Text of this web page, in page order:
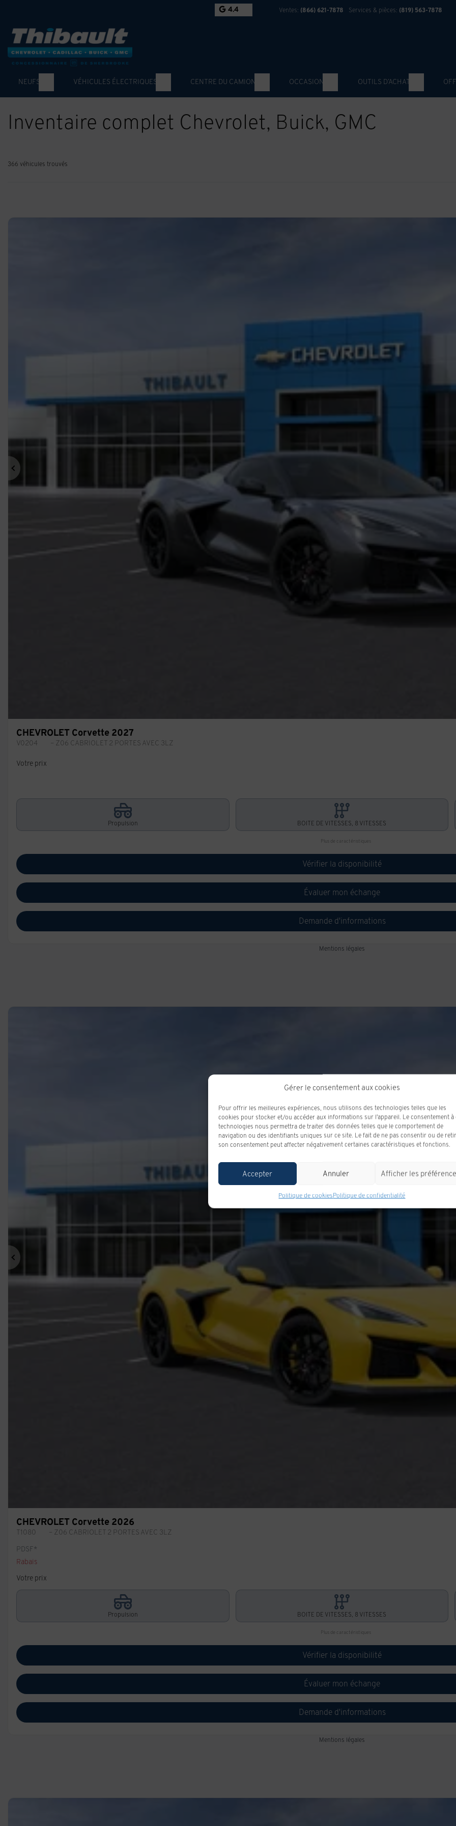
Gérer le consentement aux cookies
Pour offrir les meilleures expériences, nous utilisons des technologies telles que les
cookies pour stocker et/ou accéder aux informations sur l'appareil. Le consentement à
technologies nous permettra de traiter des données telles que le comportement de
navigation ou des identifiants uniques sur ce site. Le fait de ne pas consentir ou de
son consentement peut affecter négativement certaines caractéristiques et fonctions.
Accepter Annuler Afficher les
Politique de cookiesPolitique de confidentialité
4.4 Ventes: (866) 621-7878 Services & pièces: (819) 563-7878
NEUFS VÉHICULES ÉLECTRIQUES CENTRE DU CAMION OCCASION OUTILS D’ACHAT
Inventaire complet Chevrolet, Buick, GMC
366 véhicules trouvés
Précédent
CHEVROLET Corvette 2027
V0204 – Z06 CABRIOLET 2 PORTES AVEC 3LZ
Votre prix
Propulsion BOITE DE VITESSES, 8 VITESSES
Plus de caractéristiques
Vérifier la disponibilité
Évaluer mon échange
Demande d'informations
Mentions légales
Précédent
CHEVROLET Corvette 2026
T1080
– Z06 CABRIOLET 2 PORTES AVEC 3LZ
PDSF*
Rabais
Votre prix
Propulsion BOITE DE VITESSES, 8 VITESSES
Plus de caractéristiques
Vérifier la disponibilité
Évaluer mon échange
Demande d'informations
Mentions légales